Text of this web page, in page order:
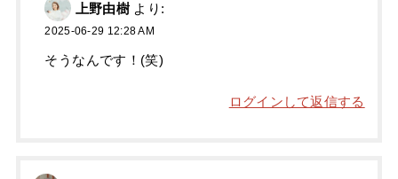
上野由樹 より:
2025-06-29 12:28 AM
そうなんです！(笑)
ログインして返信する